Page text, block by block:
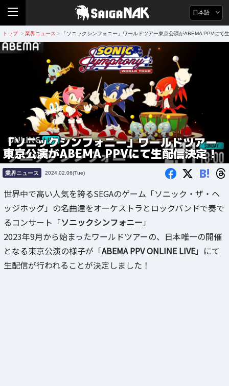
日本語
トップ > 業界ニュース > 「ソニックシンフォニー」ワールドツアー東京公演がABEMA PPVにて
「ソニックシンフォニー」ワールドツアー
東京公演がABEMA PPVにて生配信決定！
業界ニュース 2024.02.06(Tue) B!
世界中で高い人気を誇るSEGAのゲーム「ソニック・ザ・ヘ
ッジホッグ」の名曲達をオーケストラとロックバンドで奏で
るコンサート「ソニックシンフォニー 」
2023年9月から始まったワールドツアーの、日本唯一の開催
となる東京公演の様子が「ABEMA PPV ONLINE LIVE」にて
生配信が行われることが決定しました！